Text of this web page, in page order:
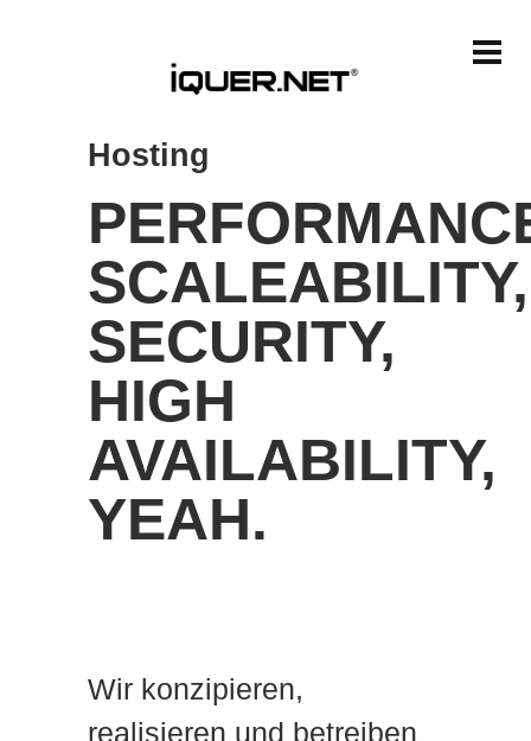
Hosting
SCALEABILITY,
SECURITY,
HIGH
AVAILABILITY,
YEAH.
Wir konzipieren,
realisieren und betreiben